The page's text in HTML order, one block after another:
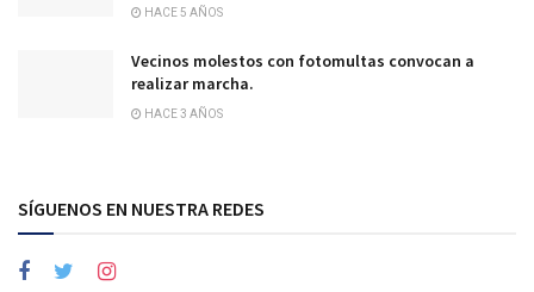
HACE 5 AÑOS
Vecinos molestos con fotomultas convocan a
realizar marcha.
HACE 3 AÑOS
SÍGUENOS EN NUESTRA REDES